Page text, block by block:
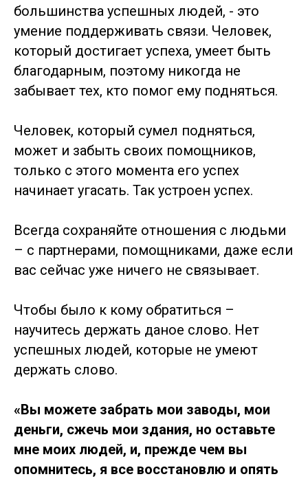
большинства успешных людей, - это
умение поддерживать связи. Человек,
который достигает успеха, умеет быть
благодарным, поэтому никогда не
забывает тех, кто помог ему подняться.
Человек, который сумел подняться,
может и забыть своих помощников,
только с этого момента его успех
начинает угасать. Так устроен успех.
Всегда сохраняйте отношения с людьми
– с партнерами, помощниками, даже если
вас сейчас уже ничего не связывает.
Чтобы было к кому обратиться –
научитесь держать даное слово. Нет
успешных людей, которые не умеют
держать слово.
«Вы можете забрать мои заводы, мои
деньги, сжечь мои здания, но оставьте
мне моих людей, и, прежде чем вы
опомнитесь, я все восстановлю и опять